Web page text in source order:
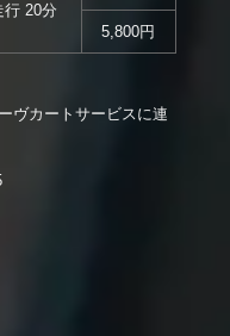
行 20分
5,800円
ヴカートサービスに連